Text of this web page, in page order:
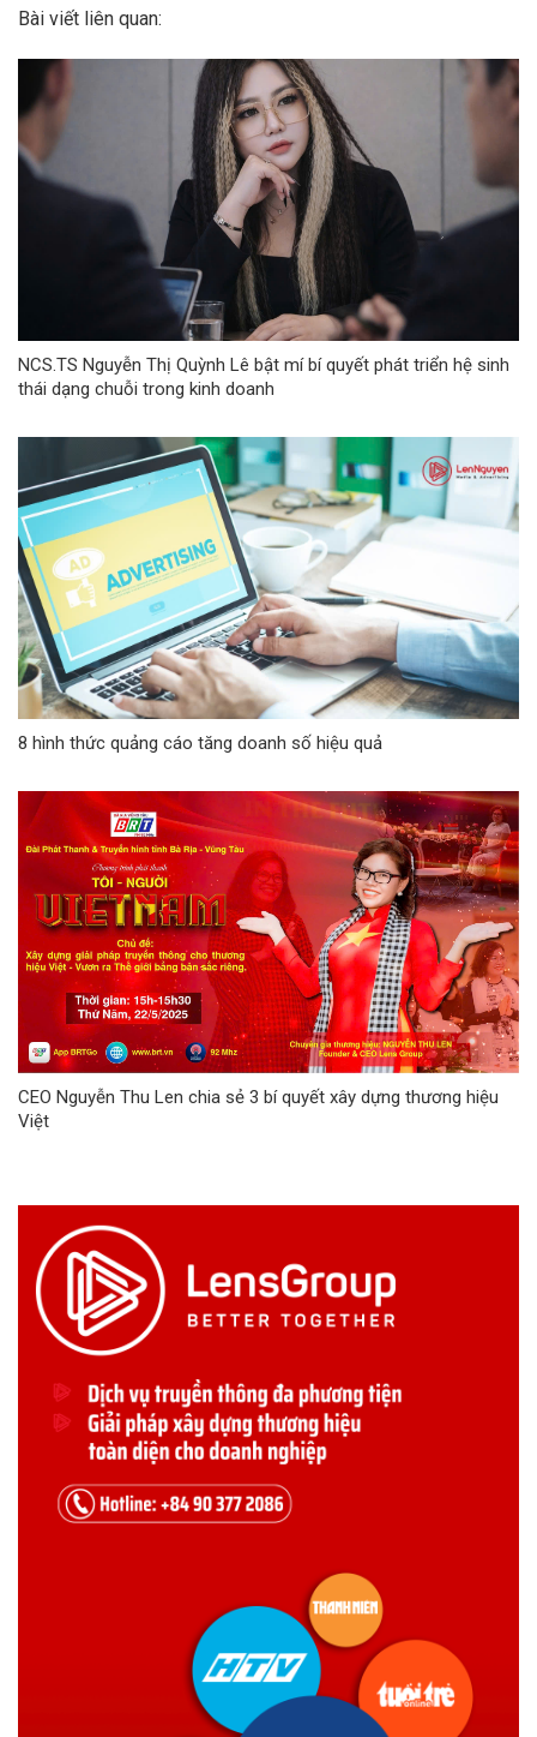
Bài viết liên quan:
NCS.TS Nguyễn Thị Quỳnh Lê bật mí bí quyết phát triển hệ sinh
thái dạng chuỗi trong kinh doanh
8 hình thức quảng cáo tăng doanh số hiệu quả
CEO Nguyễn Thu Len chia sẻ 3 bí quyết xây dựng thương hiệu
Việt